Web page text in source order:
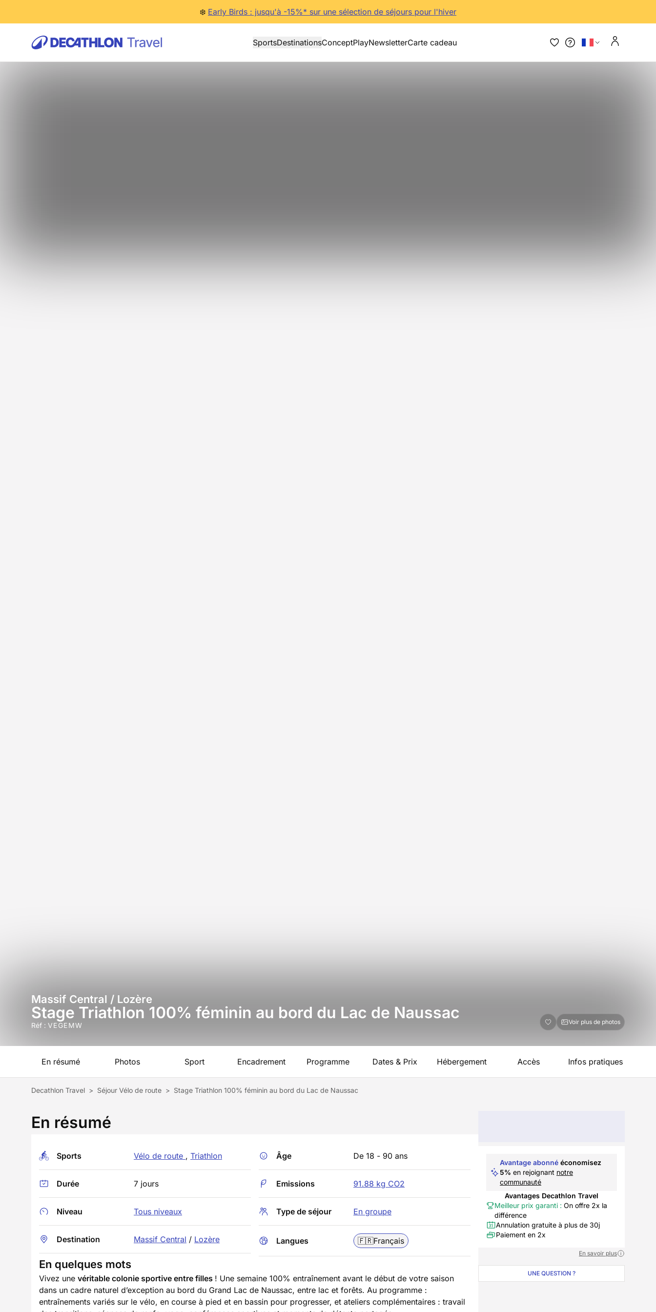
❄️ Early Birds : jusqu'à -15%* sur une sélection de séjours pour l'hiver
SportsDestinationsConceptPlayNewsletterCarte cadeau
Massif Central / Lozère
Stage Triathlon 100% féminin au bord du Lac de Naussac
Réf : VEGEMW Voir plus de photos
En résumé Photos Sport Encadrement Programme Dates & Prix Hébergement Accès Infos pratiques
Decathlon Travel > Séjour Vélo de route > Stage Triathlon 100% féminin au bord du Lac de Naussac
En résumé
Sports Vélo de route , Triathlon
Durée 7 jours
Niveau Tous niveaux
Destination Massif Central / Lozère
Âge De 18 - 90 ans
Emissions 91.88 kg CO2
Type de séjour En groupe
Langues 🇫🇷Français
En quelques mots
Vivez une véritable colonie sportive entre filles ! Une semaine 100% entraînement avant le début de votre saison
dans un cadre naturel d’exception au bord du Grand Lac de Naussac, entre lac et forêts. Au programme :
entraînements variés sur le vélo, en course à pied et en bassin pour progresser, et ateliers complémentaires : travail
Avantage abonné économisez
5% en rejoignant notre
communauté
Avantages Decathlon Travel
Meilleur prix garanti : On offre 2x la
différence
Annulation gratuite à plus de 30j
Paiement en 2x
En savoir plus
UNE QUESTION ?